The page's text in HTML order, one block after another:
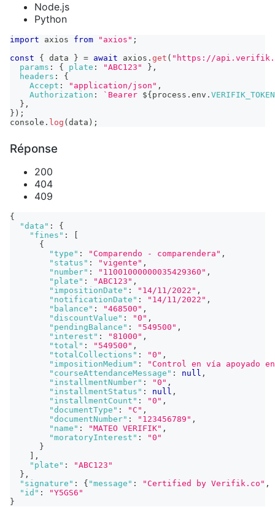
Node.js
Python
import axios from "axios" ;
const
{ data } = await axios . get ( "https://
params : { plate : "ABC123" } ,
headers :
{
Accept : "application/json" ,
Authorization : ` Bearer ${ process . env . VERIFIK_TOKEN
} ,
} ) ;
console . log ( data ) ;
Réponse
200
404
409
{
"data" :
{
"fines" :
{
"type" : "Comparendo - comparendera" ,
"status" : "vigente" ,
"number" : "11001000000035429360" ,
"plate" : "ABC123" ,
"impositionDate" : "14/11/2022" ,
"notificationDate" : "14/11/2022" ,
"balance" : "468500" ,
"discountValue" : "0" ,
"pendingBalance" : "549500" ,
"interest" : "81000" ,
"total" : "549500" ,
"totalCollections" : "0" ,
"impositionMedium" :
"Control en vía apoyado
"courseAttendanceMessage" : null ,
"installmentNumber" : "0" ,
"installmentStatus" : null ,
"installmentCount" : "0" ,
"documentType" : "C" ,
"documentNumber" : "123456789" ,
"name" : "MATEO VERIFIK" ,
"moratoryInterest" :
"0"
}
,
"plate" :
"ABC123"
} ,
"signature" : { "message" : "Certified by Verifik.co" ,
"id" :
"Y5GS6"
}